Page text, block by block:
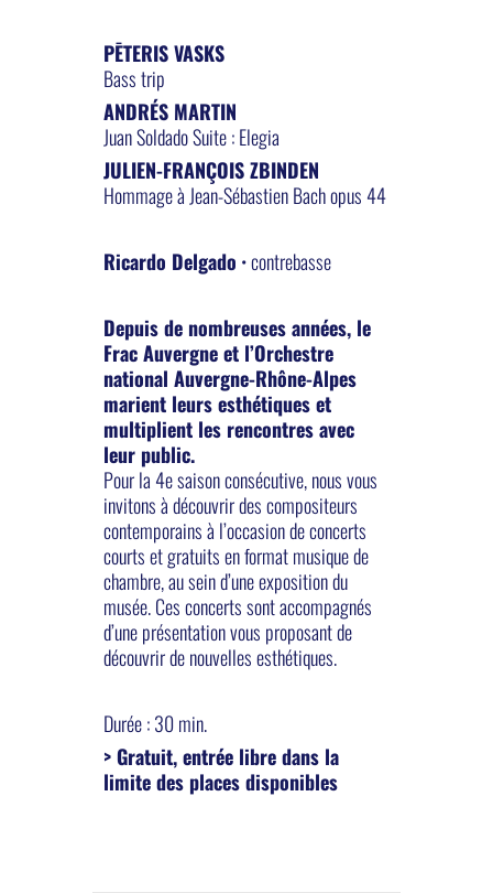
PĒTERIS VASKS
Bass trip
ANDRÉS MARTIN
Juan Soldado Suite : Elegia
JULIEN-FRANÇOIS ZBINDEN
Hommage à Jean-Sébastien Bach opus 44
Ricardo Delgado • contrebasse
Depuis de nombreuses années, le
Frac Auvergne et l’Orchestre
national Auvergne-Rhône-Alpes
marient leurs esthétiques et
multiplient les rencontres avec
leur public.
Pour la 4e saison consécutive, nous vous
invitons à découvrir des compositeurs
contemporains à l’occasion de concerts
courts et gratuits en format musique de
chambre, au sein d’une exposition du
musée. Ces concerts sont accompagnés
d’une présentation vous proposant de
découvrir de nouvelles esthétiques.
Durée : 30 min.
> Gratuit, entrée libre dans la
limite des places disponibles